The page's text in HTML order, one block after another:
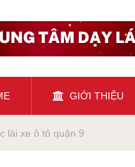
GIỚI THIỆU
lái xe ô tô quận 9